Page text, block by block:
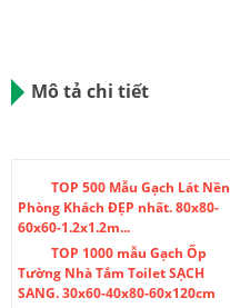
Mô tả chi tiết
TOP 500 Mẫu Gạch Lát Nền
Phòng Khách ĐẸP nhất. 80x80-
60x60-1.2x1.2m...
TOP 1000 mẫu Gạch Ốp
Tường Nhà Tắm Toilet SẠCH
SANG. 30x60-40x80-60x120cm